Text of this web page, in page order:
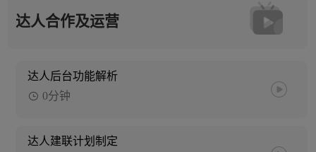
达人合作及运营
达人后台功能解析
0分钟
达人建联计划制定